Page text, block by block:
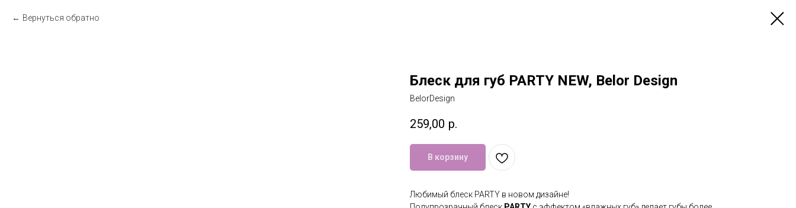
Вернуться обратно
Блеск для губ PARTY NEW, Belor Design
BelorDesign
259,00 р.
В корзину
Любимый блеск PARTY в новом дизайне!